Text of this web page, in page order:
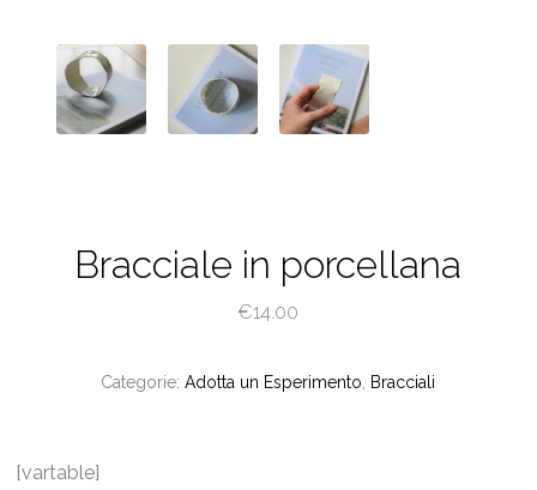
Bracciale in porcellana
€14.00
Categorie:Adotta un Esperimento, Bracciali
[vartable]